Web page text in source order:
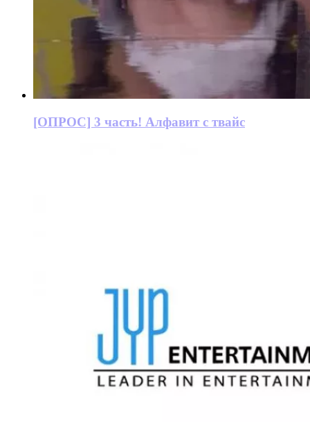
[ОПРОС] 3 часть! Алфавит с твайс